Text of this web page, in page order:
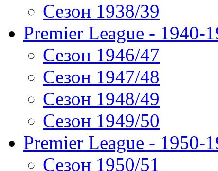
Сезон 1938/39
Premier League - 1940-
Сезон 1946/47
Сезон 1947/48
Сезон 1948/49
Сезон 1949/50
Premier League - 1950-
Сезон 1950/51